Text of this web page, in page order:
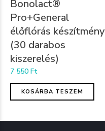
Bonolact®
Pro+General
élőflórás készítmény
(30 darabos
kiszerelés)
7 550 Ft
KOSÁRBA TESZEM